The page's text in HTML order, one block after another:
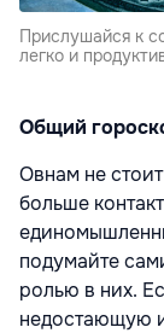
Прислушайся к
легко и
Общий
Овнам не
больше
подумайте
ролью в них.
недостающую